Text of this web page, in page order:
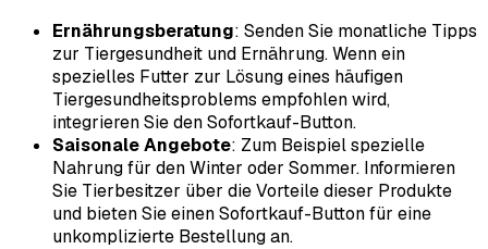
Ernährungsberatung: Senden Sie monatliche Tipps
zur Tiergesundheit und Ernährung. Wenn ein
spezielles Futter zur Lösung eines häufigen
Tiergesundheitsproblems empfohlen wird,
integrieren Sie den Sofortkauf-Button.
Saisonale Angebote: Zum Beispiel spezielle
Nahrung für den Winter oder Sommer. Informieren
Sie Tierbesitzer über die Vorteile dieser Produkte
und bieten Sie einen Sofortkauf-Button für eine
unkomplizierte Bestellung an.